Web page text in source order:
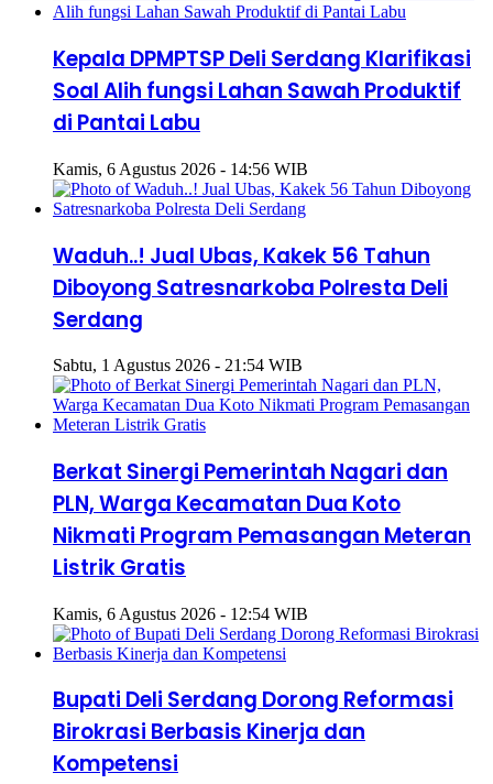
Kepala DPMPTSP Deli Serdang Klarifikasi
Soal Alih fungsi Lahan Sawah Produktif
di Pantai Labu
Kamis, 6 Agustus 2026 - 14:56 WIB
Waduh..! Jual Ubas, Kakek 56 Tahun
Diboyong Satresnarkoba Polresta Deli
Serdang
Sabtu, 1 Agustus 2026 - 21:54 WIB
Berkat Sinergi Pemerintah Nagari dan
PLN, Warga Kecamatan Dua Koto
Nikmati Program Pemasangan Meteran
Listrik Gratis
Kamis, 6 Agustus 2026 - 12:54 WIB
Bupati Deli Serdang Dorong Reformasi
Birokrasi Berbasis Kinerja dan
Kompetensi